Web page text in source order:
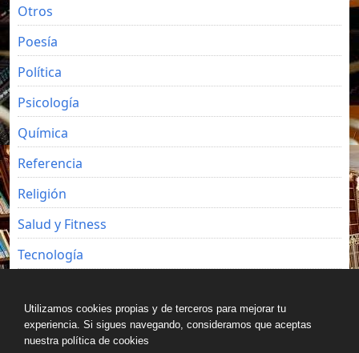
Otros
Poesía
Política
Psicología
Química
Referencia
Religión
Salud y Fitness
Tecnología
Utilizamos cookies propias y de terceros para mejorar tu
experiencia. Si sigues navegando, consideramos que aceptas
nuestra política de cookies